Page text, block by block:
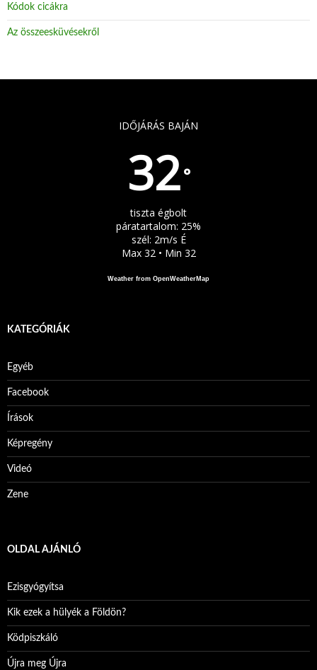
Kódok cicákra
Az összeesküvésekről
IDŐJÁRÁS BAJÁN
32°
tiszta égbolt
páratartalom: 25%
szél: 2m/s É
Max 32 • Min 32
Weather from OpenWeatherMap
KATEGÓRIÁK
Egyéb
Facebook
Írások
Képregény
Videó
Zene
OLDAL AJÁNLÓ
Ezisgyógyítsa
Kik ezek a hülyék a Földön?
Ködpiszkáló
Újra meg Újra